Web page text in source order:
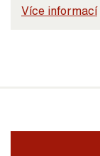
Více informací